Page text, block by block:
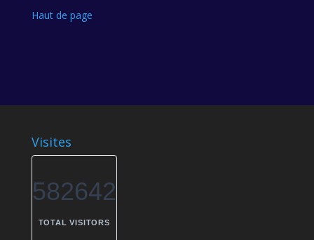
Haut de page
Visites
582642
TOTAL VISITORS